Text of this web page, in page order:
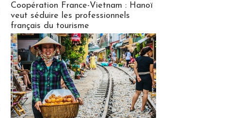
Coopération France-Vietnam : Hanoï
veut séduire les professionnels
français du tourisme